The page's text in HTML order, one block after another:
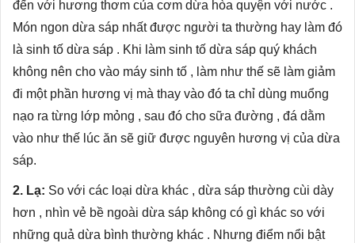
đến với hương thơm của cơm dừa hòa quyện với nước .
Món ngon dừa sáp nhấtđược người ta thường hay làm đó
là sinh tố dừa sáp . Khi làm sinh tố dừa sáp quý khách
không nên cho vào máy sinh tố , làm như thế sẽ làm giảm
đi một phần hương vị mà thay vào đó ta chỉ dùng muổng
nạo ra từng lớp mỏng , sau đó cho sữa đường , đá dằm
vào như thế lúc ăn sẽ giữ được nguyên hương vị của dừa
sáp.
2. Lạ: So với các loại dừa khác , dừa sáp thường cùi dày
hơn , nhìn vẻ bề ngoài dừa sáp không có gì khác so với
những quả dừa bình thường khác . Nhưng điểm nổi bật